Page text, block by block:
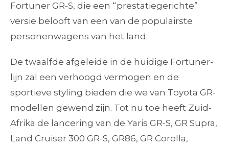
Fortuner GR-S, die een “prestatiegerichte”
versie belooft van een van de populairste
personenwagens van het land.
De twaalfde afgeleide in de huidige Fortuner-
lijn zal een verhoogd vermogen en de
sportieve styling bieden die we van Toyota GR-
modellen gewend zijn. Tot nu toe heeft Zuid-
Afrika de lancering van de Yaris GR-S, GR Supra,
Land Cruiser 300 GR-S, GR86, GR Corolla,